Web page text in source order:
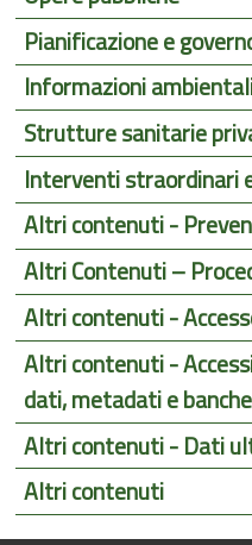
Pianificazione e
Informazioni
Strutture sanitarie
Interventi straordinari
Altri contenuti -
Altri Contenuti –
Altri contenuti -
Altri contenuti -
dati, metadati e
Altri contenuti - Dati
Altri contenuti